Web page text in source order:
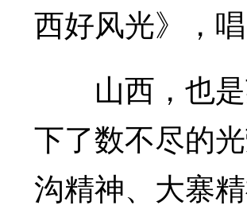
西好风光》，
山西，也是
下了数不尽的
沟精神、大寨